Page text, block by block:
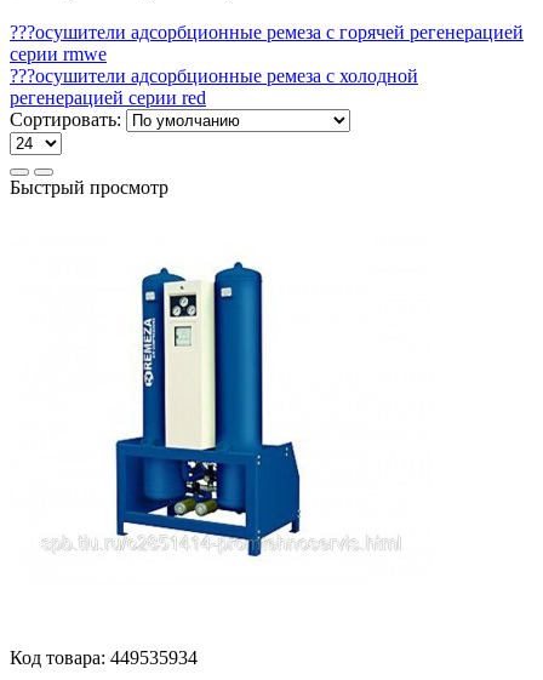
???осушители адсорбционные ремеза с горячей регенерацией
серии rmwe
???осушители адсорбционные ремеза с холодной
регенерацией серии red
Сортировать:
Быстрый просмотр
Код товара: 449535934